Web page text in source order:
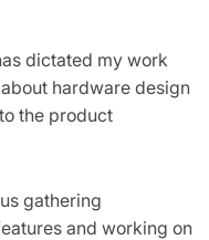
dictated my work
hardware design
the product
gathering
and working on